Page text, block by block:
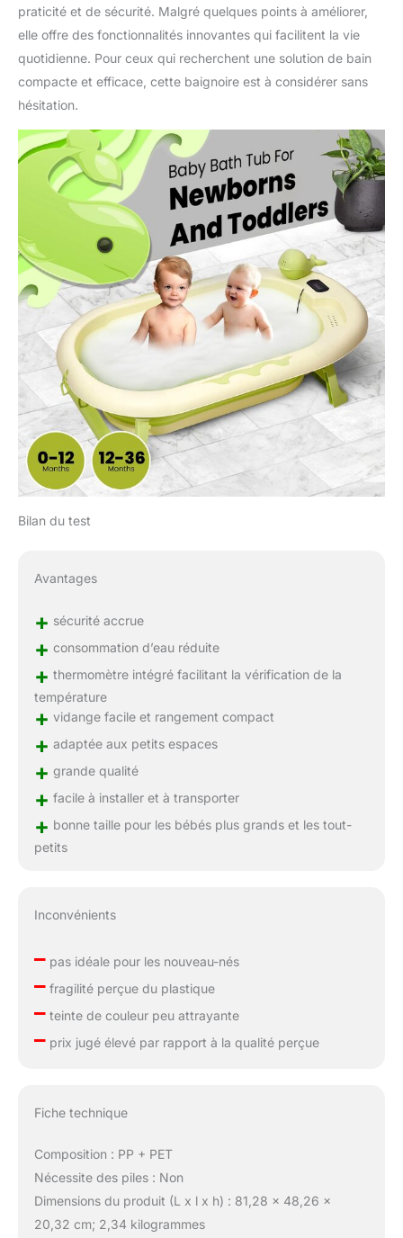
praticité et de sécurité. Malgré quelques points à améliorer,
elle offre des fonctionnalités innovantes qui facilitent la vie
quotidienne. Pour ceux qui recherchent une solution de bain
compacte et efficace, cette baignoire est à considérer sans
hésitation.
Bilan du test
Avantages
+ sécurité accrue
+ consommation d’eau réduite
+ thermomètre intégré facilitant la vérification de la
température
+ vidange facile et rangement compact
+ adaptée aux petits espaces
+ grande qualité
+ facile à installer et à transporter
+ bonne taille pour les bébés plus grands et les tout-
petits
Inconvénients
–pas idéale pour les nouveau-nés
–fragilité perçue du plastique
–teinte de couleur peu attrayante
–prix jugé élevé par rapport à la qualité perçue
Fiche technique
Composition : PP + PET
Nécessite des piles : Non
Dimensions du produit (L x l x h) : 81,28 x 48,26 x
20,32 cm; 2,34 kilogrammes